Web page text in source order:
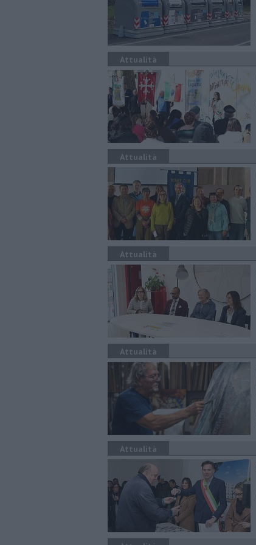
Attualità
Attualità
Attualità
Attualità
Attualità